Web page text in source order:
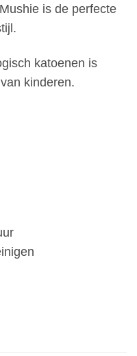
is de perfecte
katoenen is
kinderen.